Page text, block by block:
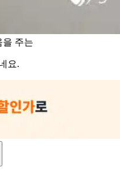
을 주는
요.